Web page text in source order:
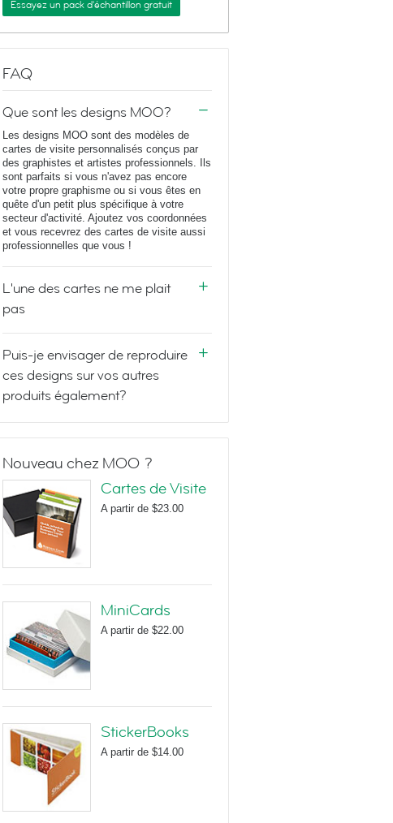
Essayez un pack d'échantillon gratuit
FAQ
Que sont les designs MOO?
Les designs MOO sont des modèles de
cartes de visite personnalisés conçus par
des graphistes et artistes professionnels. Ils
sont parfaits si vous n'avez pas encore
votre propre graphisme ou si vous êtes en
quête d'un petit plus spécifique à votre
secteur d'activité. Ajoutez vos coordonnées
et vous recevrez des cartes de visite aussi
professionnelles que vous !
L'une des cartes ne me plait
pas
Puis-je envisager de reproduire
ces designs sur vos autres
produits également?
Nouveau chez MOO ?
Cartes de Visite
A partir de $23.00
MiniCards
A partir de $22.00
StickerBooks
A partir de $14.00